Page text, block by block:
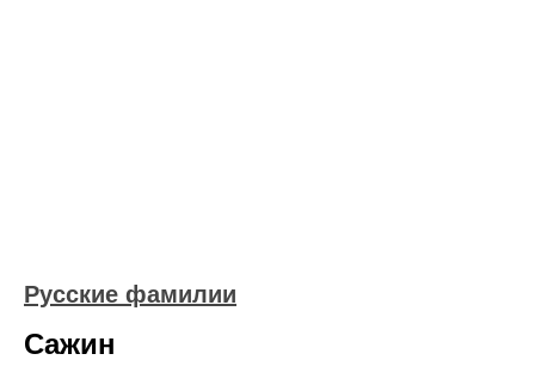
Русские фамилии
Сажин